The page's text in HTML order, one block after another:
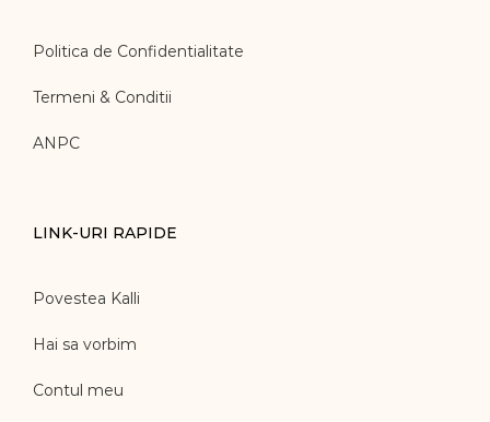
Politica de Confidentialitate
Termeni & Conditii
ANPC
LINK-URI RAPIDE
Povestea Kalli
Hai sa vorbim
Contul meu